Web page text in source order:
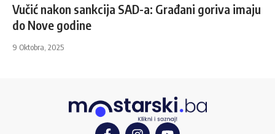
Vučić nakon sankcija SAD-a: Građani goriva imaju
do Nove godine
9 Oktobra, 2025